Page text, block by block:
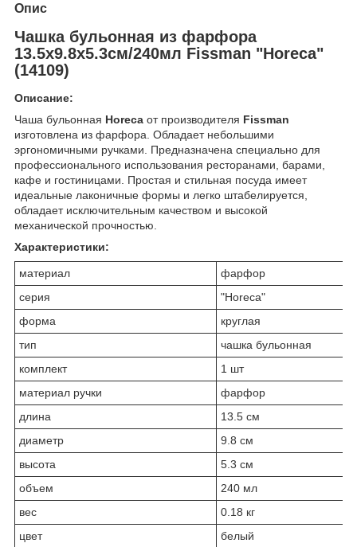
Опис
Чашка бульонная из фарфора
13.5х9.8х5.3см/240мл Fissman "Horeca"
(14109)
Описание:
Чаша бульонная Horeca от производителя Fissman
изготовлена из фарфора. Обладает небольшими
эргономичными ручками. Предназначена специально для
профессионального использования ресторанами, барами,
кафе и гостиницами. Простая и стильная посуда имеет
идеальные лаконичные формы и легко штабелируется,
обладает исключительным качеством и высокой
механической прочностью.
Характеристики:
материал
фарфор
серия
"Horeca"
форма
круглая
тип
чашка бульонная
комплект
1 шт
материал ручки
фарфор
длина
13.5 см
диаметр
9.8 см
высота
5.3 см
объем
240 мл
вес
0.18 кг
цвет
белый